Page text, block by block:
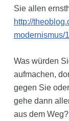
Sie allen
http://
modernismus/
Was würden
aufmachen,
gegen Sie
gehe dann
aus dem Weg?